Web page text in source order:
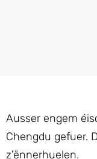
Ausser engem
Chengdu gefuer.
z'ënnerhuelen.